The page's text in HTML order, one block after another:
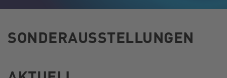
SONDERAUSSTELLUNGEN